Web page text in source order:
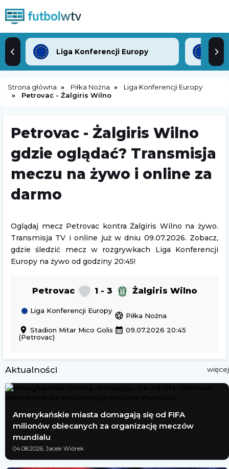
Liga Konferencji Europy
Strona główna Piłka Nożna
Liga Konferencji Europy
Petrovac - Żalgiris Wilno
Petrovac - Żalgiris Wilno
gdzie oglądać? Transmisja
meczu na żywo i online za
darmo
Oglądaj mecz Petrovac kontra Żalgiris Wilno na żywo.
Transmisja TV i online już w dniu 09.07.2026. Zobacz,
gdzie śledzić mecz w rozgrywkach Liga Konferencji
Europy na żywo od godziny 20:45!
Petrovac 1 - 3 Żalgiris Wilno
Liga Konferencji Europy
sports_soccer Piłka Nożna
location_on Stadion Mitar Mico Golis
(Petrovac)
calendar_month 09.07.2026 20:45
Aktualności więcej
Amerykańskie miasta domagają się od FIFA
milionów obiecanych za organizację meczów
mundialu
04.08.2026; Jacek Wiórek